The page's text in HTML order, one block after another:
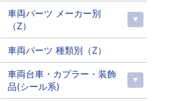
車両パーツ メーカー別
（Z）
車両パーツ 種類別（Z）
車両台車・カプラー・装飾
品(シール系)